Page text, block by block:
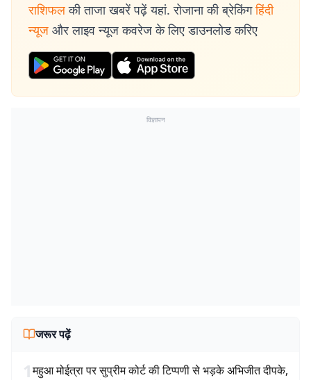
राशिफल की ताजा खबरें पढ़ें यहां. रोजाना की ब्रेकिंग हिंदी
न्यूज और लाइव न्यूज कवरेज के लिए डाउनलोड करिए
विज्ञापन
जरूर पढ़ें
1महुआ मोईत्रा पर सुप्रीम कोर्ट की टिप्पणी से भड़के अभिजीत दीपके,